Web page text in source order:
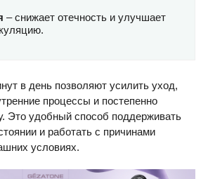
– снижает отечность и улучшает
в день позволяют усилить уход,
процессы и постепенно
Это удобный способ поддерживать
и работать с причинами
условиях.